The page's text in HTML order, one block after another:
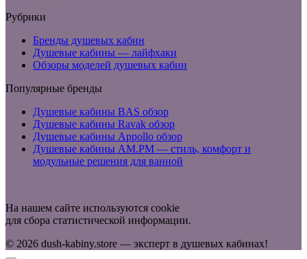
Рубрики
Бренды душевых кабин
Душевые кабины — лайфхаки
Обзоры моделей душевых кабин
Популярные бренды
Душевые кабины BAS обзор
Душевые кабины Ravak обзор
Душевые кабины Appollo обзор
Душевые кабины AM.PM — стиль, комфорт и
модульные решения для ванной
На нашем сайте используются cookie
для сбора статистической информации.
© 2026 dush-kabiny.store — эксперт в душевых кабинах!